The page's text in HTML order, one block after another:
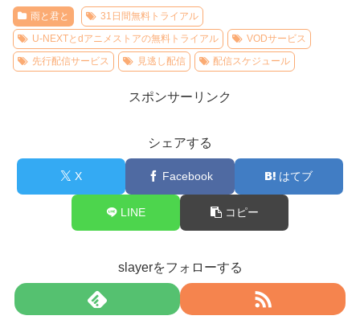
雨と君と
31日間無料トライアル
U-NEXTとdアニメストアの無料トライアル
VODサービス
先行配信サービス
見逃し配信 配信スケジュール
スポンサーリンク
シェアする
X Facebook はてブ
LINE コピー
slayerをフォローする